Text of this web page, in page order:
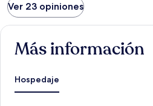
Ver 23 opiniones
Más información
Hospedaje